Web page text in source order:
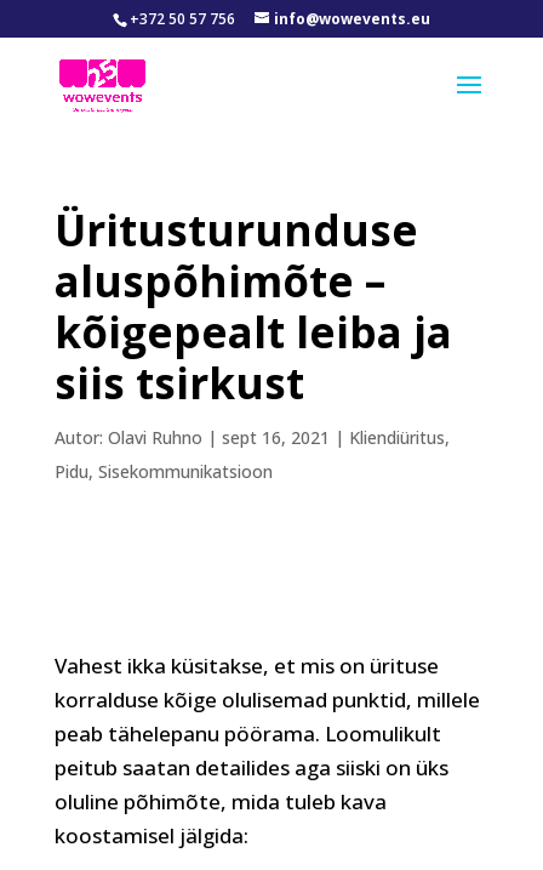
+372 50 57 756 info@wowevents.eu
Üritusturunduse
aluspõhimõte –
kõigepealt leiba ja
siis tsirkust
Autor: Olavi Ruhno | sept 16, 2021 | Kliendiüritus,
Pidu, Sisekommunikatsioon
Vahest ikka küsitakse, et mis on ürituse
korralduse kõige olulisemad punktid, millele
peab tähelepanu pöörama. Loomulikult
peitub saatan detailides aga siiski on üks
oluline põhimõte, mida tuleb kava
koostamisel jälgida: